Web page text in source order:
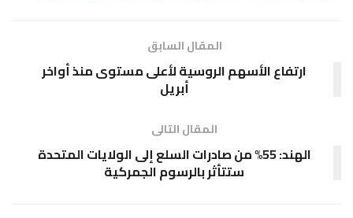
المقال السابق
ارتفاع الأسهم الروسية لأعلى مستوى منذ أواخر
أبريل
المقال التالى
الهند: 55% من صادرات السلع إلى الولايات المتحدة
ستتأثر بالرسوم الجمركية